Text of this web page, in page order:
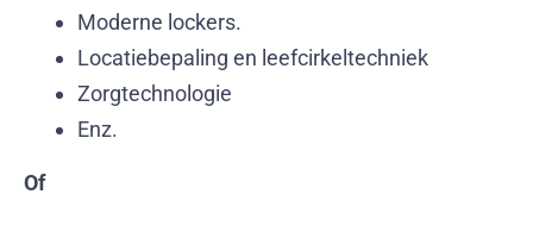
Moderne lockers.
Locatiebepaling en leefcirkeltechniek
Zorgtechnologie
Enz.
Of